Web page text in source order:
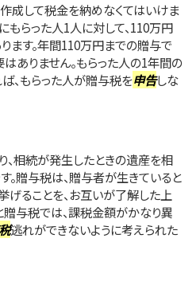
成して税金を納めなくてはいけま
もらった人1人に対して、110万円
ます。年間110万円までの贈与で
ありません。もらった人の1年間の
、もらった人が贈与税を申告しな
、相続が発生したときの遺産を相
。贈与税は、贈与者が生きていると
げることを、お互いが了解した上
贈与税では、課税金額がかなり異
逃れができないように考えられた